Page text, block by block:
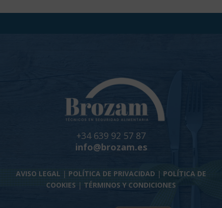
+34 639 92 57 87
info@brozam.es
AVISO LEGAL | POLÍTICA DE PRIVACIDAD | POLÍTICA DE
COOKIES | TÉRMINOS Y CONDICIONES